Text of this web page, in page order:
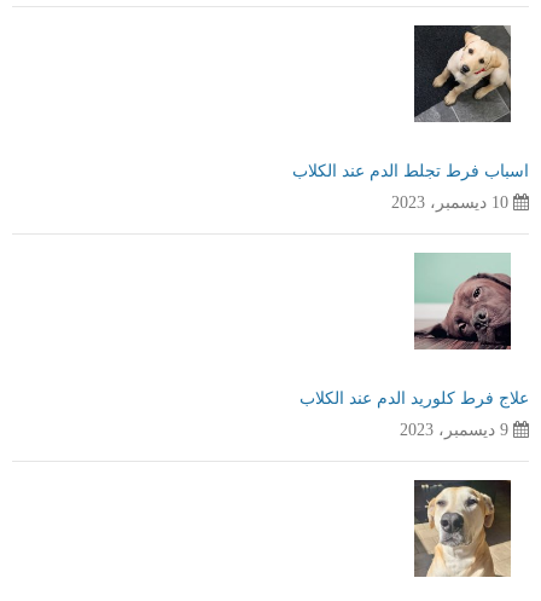
اسباب فرط تجلط الدم عند الكلاب
10 ديسمبر، 2023
علاج فرط كلوريد الدم عند الكلاب
9 ديسمبر، 2023